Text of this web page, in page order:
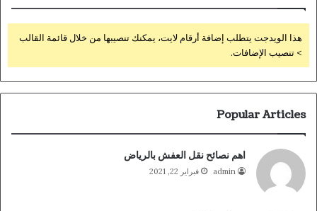
هذا الويدجت يتطلب إضافة أرقام لايت، يمكنك تنصيبها من خلال قائمة القالب
> تنصيب الإضافات.
Popular Articles
اهم نصائح نقل العفش بالرياض
admin فبراير 22, 2021